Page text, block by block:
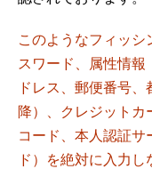
このようなフィッ
スワード、属性情報
ドレス、郵便番号
降）、クレジットカ
コード、本人認証サ
ド）を絶対に入力し